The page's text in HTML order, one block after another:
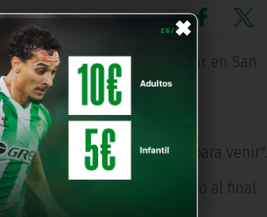
×
Comparte en
oficiales del club tras aterrizar en San
no me lo pensé dos veces para venir".
han tenido mucho acierto al final